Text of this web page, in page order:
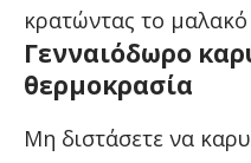
κρατώντας το μαλακό
Γενναιόδωρο
θερμοκρασία
Μη διστάσετε να